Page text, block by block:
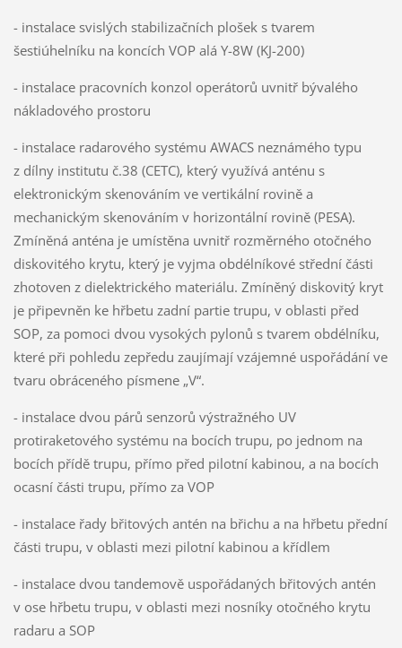
- instalace svislých stabilizačních plošek s tvarem
šestiúhelníku na koncích VOP alá Y-8W (KJ-200)
- instalace pracovních konzol operátorů uvnitř bývalého
nákladového prostoru
- instalace radarového systému AWACS neznámého typu
z dílny institutu č.38 (CETC), který využívá anténu s
elektronickým skenováním ve vertikální rovině a
mechanickým skenováním v horizontální rovině (PESA).
Zmíněná anténa je umístěna uvnitř rozměrného otočného
diskovitého krytu, který je vyjma obdélníkové střední části
zhotoven z dielektrického materiálu. Zmíněný diskovitý kryt
je připevněn ke hřbetu zadní partie trupu, v oblasti před
SOP, za pomoci dvou vysokých pylonů s tvarem obdélníku,
které při pohledu zepředu zaujímají vzájemné uspořádání ve
tvaru obráceného písmene „V“.
- instalace dvou párů senzorů výstražného UV
protiraketového systému na bocích trupu, po jednom na
bocích přídě trupu, přímo před pilotní kabinou, a na bocích
ocasní části trupu, přímo za VOP
- instalace řady břitových antén na břichu a na hřbetu přední
části trupu, v oblasti mezi pilotní kabinou a křídlem
- instalace dvou tandemově uspořádaných břitových antén
v ose hřbetu trupu, v oblasti mezi nosníky otočného krytu
radaru a SOP